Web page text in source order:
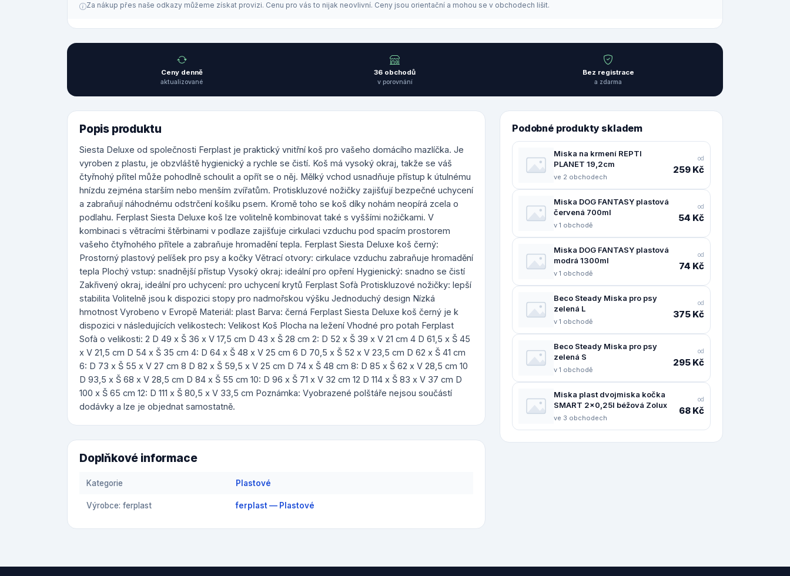
Za nákup přes naše odkazy můžeme získat provizi. Cenu pro vás to nijak neovlivní. Ceny jsou orientační a mohou se v obchodech lišit.
Ceny denně
aktualizované
36 obchodů
v porovnání
Bez registrace
a zdarma
Popis produktu
Siesta Deluxe od společnosti Ferplast je praktický vnitřní koš pro vašeho domácího mazlíčka. Je
vyroben z plastu, je obzvláště hygienický a rychle se čistí. Koš má vysoký okraj, takže se váš
čtyřnohý přítel může pohodlně schoulit a opřít se o něj. Mělký vchod usnadňuje přístup k útulnému
hnízdu zejména starším nebo menším zvířatům. Protiskluzové nožičky zajišťují bezpečné uchycení
a zabraňují náhodnému odstrčení košíku psem. Kromě toho se koš díky nohám neopírá zcela o
podlahu. Ferplast Siesta Deluxe koš lze volitelně kombinovat také s vyššími nožičkami. V
kombinaci s větracími štěrbinami v podlaze zajišťuje cirkulaci vzduchu pod spacím prostorem
vašeho čtyřnohého přítele a zabraňuje hromadění tepla. Ferplast Siesta Deluxe koš černý:
Prostorný plastový pelíšek pro psy a kočky Větrací otvory: cirkulace vzduchu zabraňuje hromadění
tepla Plochý vstup: snadnější přístup Vysoký okraj: ideální pro opření Hygienický: snadno se čistí
Zakřivený okraj, ideální pro uchycení: pro uchycení krytů Ferplast Sofà Protiskluzové nožičky: lepší
stabilita Volitelně jsou k dispozici stopy pro nadmořskou výšku Jednoduchý design Nízká
hmotnost Vyrobeno v Evropě Materiál: plast Barva: černá Ferplast Siesta Deluxe koš černý je k
dispozici v následujících velikostech: Velikost Koš Plocha na ležení Vhodné pro potah Ferplast
Sofà o velikosti: 2 D 49 x Š 36 x V 17,5 cm D 43 x Š 28 cm 2: D 52 x Š 39 x V 21 cm 4 D 61,5 x Š 45
x V 21,5 cm D 54 x Š 35 cm 4: D 64 x Š 48 x V 25 cm 6 D 70,5 x Š 52 x V 23,5 cm D 62 x Š 41 cm
6: D 73 x Š 55 x V 27 cm 8 D 82 x Š 59,5 x V 25 cm D 74 x Š 48 cm 8: D 85 x Š 62 x V 28,5 cm 10
D 93,5 x Š 68 x V 28,5 cm D 84 x Š 55 cm 10: D 96 x Š 71 x V 32 cm 12 D 114 x Š 83 x V 37 cm D
100 x Š 65 cm 12: D 111 x Š 80,5 x V 33,5 cm Poznámka: Vyobrazené polštáře nejsou součástí
dodávky a lze je objednat samostatně.
Doplňkové informace
Kategorie Plastové
Výrobce: ferplast ferplast — Plastové
Podobné produkty skladem
Miska na krmení REPTI
PLANET 19,2cm
ve 2 obchodech
od
259 Kč
Miska DOG FANTASY plastová
červená 700ml
v 1 obchodě
od
54 Kč
Miska DOG FANTASY plastová
modrá 1300ml
v 1 obchodě
od
74 Kč
Beco Steady Miska pro psy
zelená L
v 1 obchodě
od
375 Kč
Beco Steady Miska pro psy
zelená S
v 1 obchodě
od
295 Kč
Miska plast dvojmiska kočka
SMART 2x0,25l béžová Zolux
ve 3 obchodech
od
68 Kč